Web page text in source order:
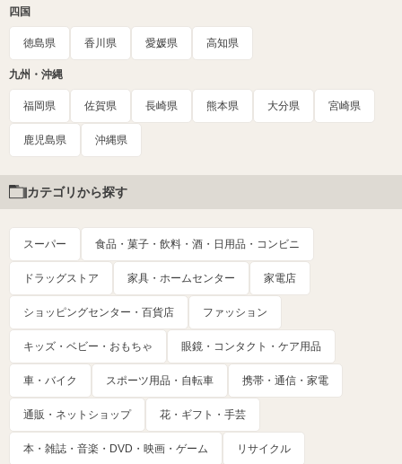
四国
徳島県 香川県 愛媛県 高知県
九州・沖縄
福岡県 佐賀県 長崎県 熊本県 大分県 宮崎県
鹿児島県 沖縄県
カテゴリから探す
スーパー 食品・菓子・飲料・酒・日用品・コンビニ
ドラッグストア 家具・ホームセンター 家電店
ショッピングセンター・百貨店 ファッション
キッズ・ベビー・おもちゃ 眼鏡・コンタクト・ケア用品
車・バイク スポーツ用品・自転車 携帯・通信・家電
通販・ネットショップ 花・ギフト・手芸
本・雑誌・音楽・DVD・映画・ゲーム リサイクル